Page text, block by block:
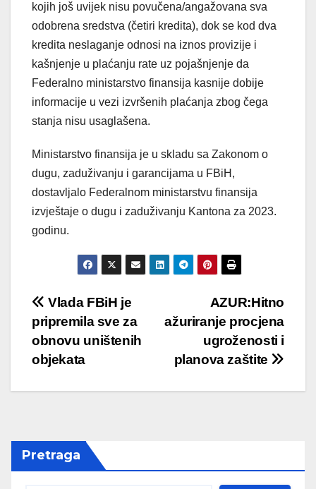
kojih još uvijek nisu povučena/angažovana sva
odobrena sredstva (četiri kredita), dok se kod dva
kredita neslaganje odnosi na iznos provizije i
kašnjenje u plaćanju rate uz pojašnjenje da
Federalno ministarstvo finansija kasnije dobije
informacije u vezi izvršenih plaćanja zbog čega
stanja nisu usaglašena.
Ministarstvo finansija je u skladu sa Zakonom o
dugu, zaduživanju i garancijama u FBiH,
dostavljalo Federalnom ministarstvu finansija
izvještaje o dugu i zaduživanju Kantona za 2023.
godinu.
Post
navigation
AZUR:Hitno
ažuriranje procjena
ugroženosti i
planova zaštite
Vlada FBiH je
pripremila sve za
obnovu uništenih
objekata
Pretraga